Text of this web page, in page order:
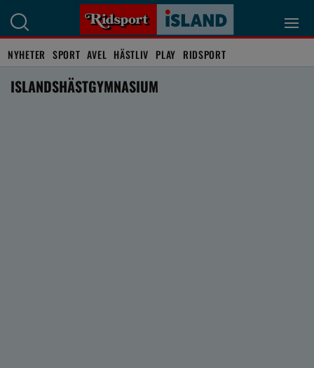
NYHETER SPORT AVEL HÄSTLIV PLAY RIDSPORT
ISLANDSHÄSTGYMNASIUM